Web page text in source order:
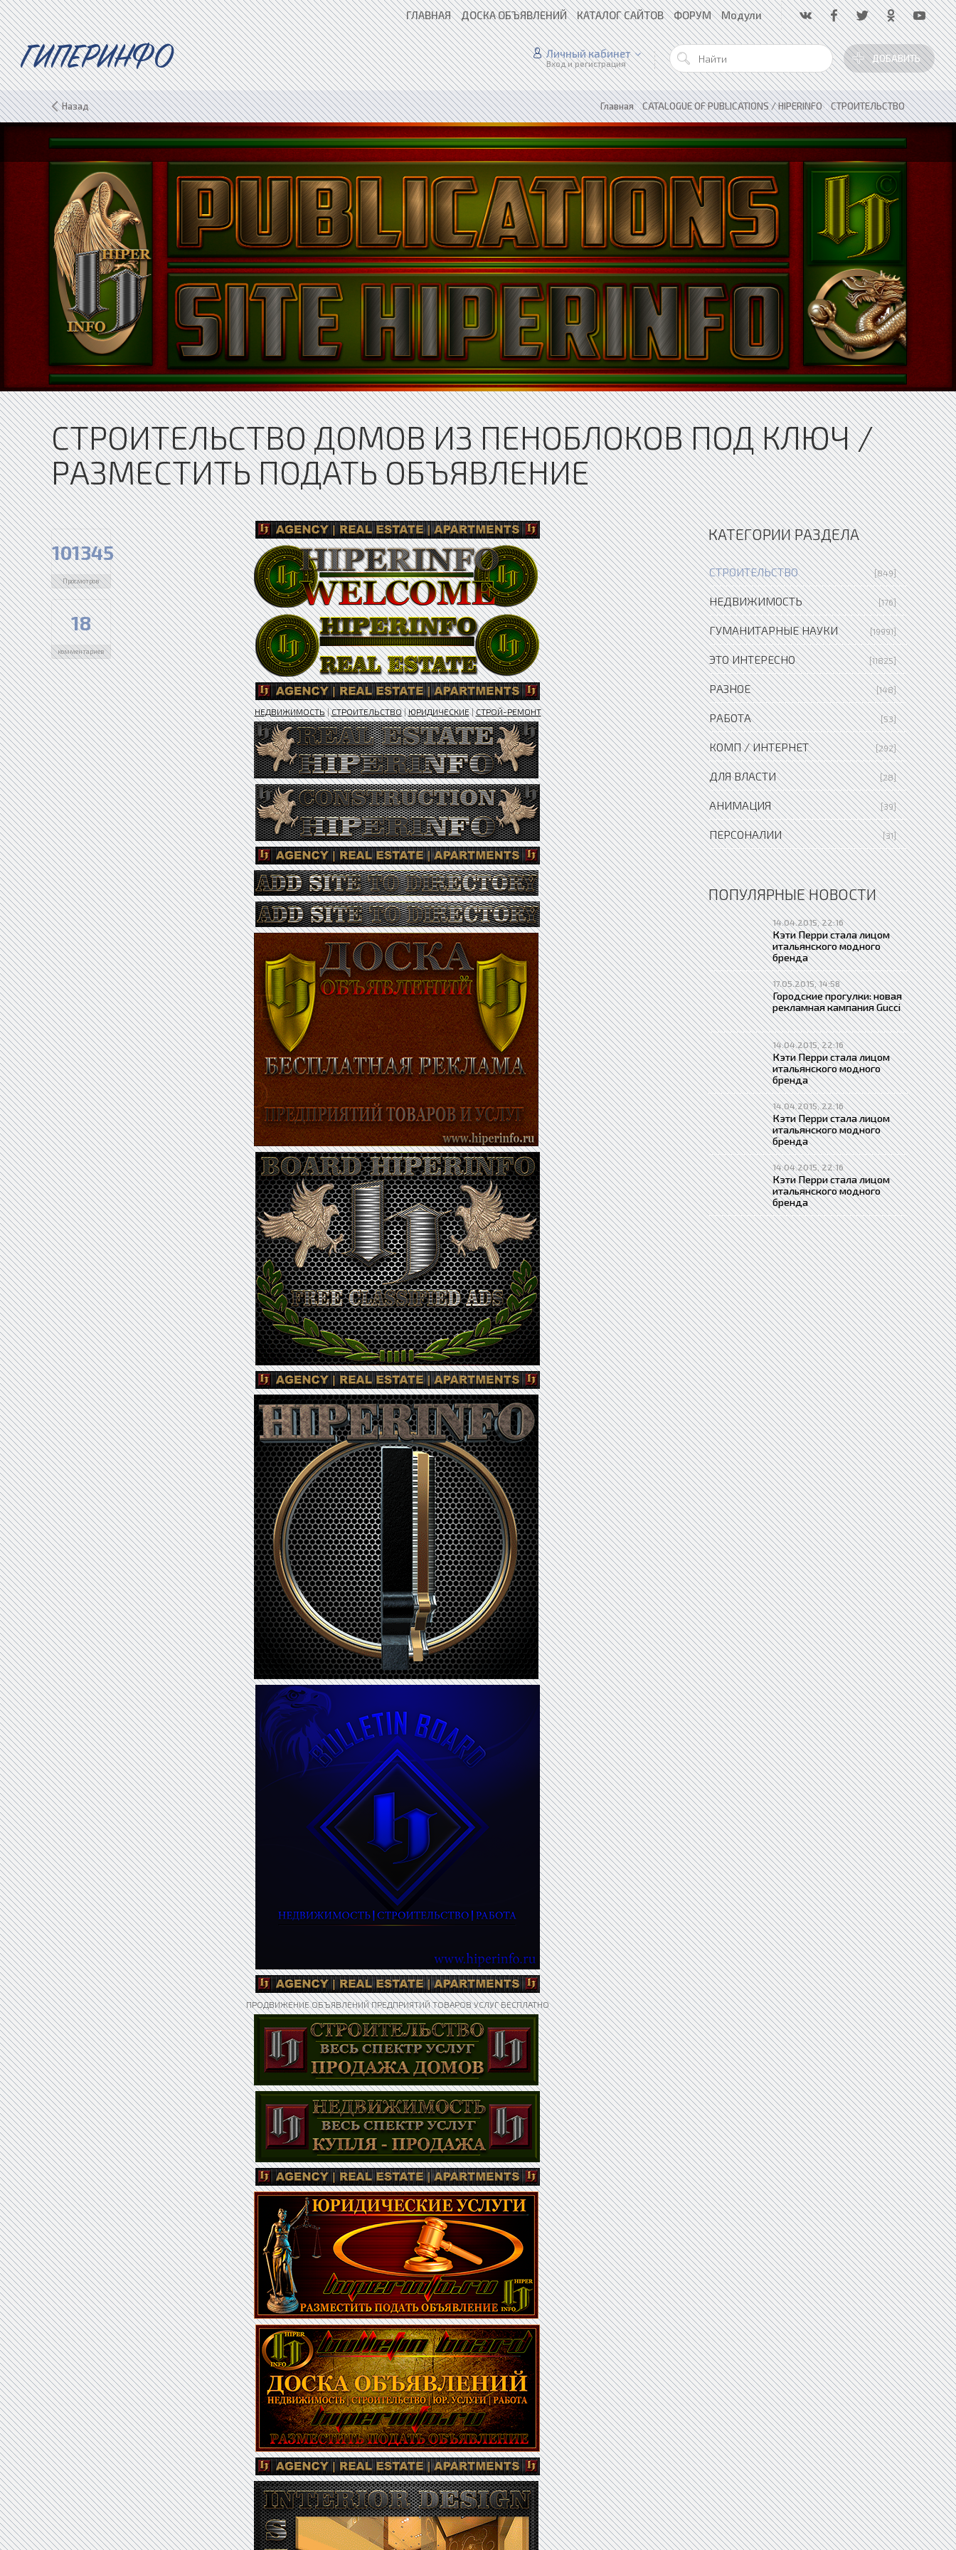
ГЛАВНАЯ ДОСКА ОБЪЯВЛЕНИЙ КАТАЛОГ САЙТОВ ФОРУМ Модули
ГИПЕРИНФО ДОБАВИТЬ
Личный кабинет
Вход и регистрация
Назад Главная»CATALOGUE OF PUBLICATIONS / HIPERINFO»СТРОИТЕЛЬСТВО
СТРОИТЕЛЬСТВО ДОМОВ ИЗ ПЕНОБЛОКОВ ПОД КЛЮЧ /
РАЗМЕСТИТЬ ПОДАТЬ ОБЪЯВЛЕНИЕ
101345
Просмотров
18
комментариев
НЕДВИЖИМОСТЬ|СТРОИТЕЛЬСТВО|ЮРИДИЧЕСКИЕ|СТРОЙ-РЕМОНТ
ПРОДВИЖЕНИЕ ОБЪЯВЛЕНИЙ ПРЕДПРИЯТИЙ ТОВАРОВ УСЛУГ БЕСПЛАТНО
КАТЕГОРИИ РАЗДЕЛА
СТРОИТЕЛЬСТВО [849]
НЕДВИЖИМОСТЬ [176]
ГУМАНИТАРНЫЕ НАУКИ [19991]
ЭТО ИНТЕРЕСНО [11825]
РАЗНОЕ [148]
РАБОТА [53]
КОМП / ИНТЕРНЕТ [292]
ДЛЯ ВЛАСТИ [28]
АНИМАЦИЯ [39]
ПЕРСОНАЛИИ [31]
ПОПУЛЯРНЫЕ НОВОСТИ
14.04.2015, 22:16
Кэти Перри стала лицом
итальянского модного
бренда
17.05.2015, 14:58
Городские прогулки: новая
рекламная кампания Gucci
14.04.2015, 22:16
Кэти Перри стала лицом
итальянского модного
бренда
14.04.2015, 22:16
Кэти Перри стала лицом
итальянского модного
бренда
14.04.2015, 22:16
Кэти Перри стала лицом
итальянского модного
бренда